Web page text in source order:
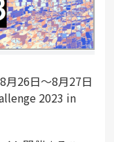
26日～8月27日
2023 in